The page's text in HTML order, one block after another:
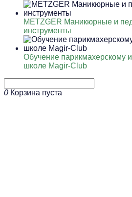
METZGER Маникюрные и
инструменты
Обучение парикмахерскому
школе Magir-Club
0 Корзина пуста